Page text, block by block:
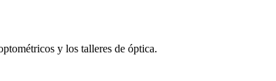
y los talleres de óptica.